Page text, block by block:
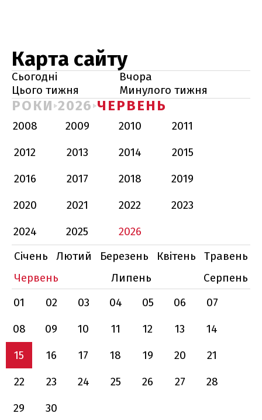
Карта сайту
Сьогодні
Вчора
Цього тижня
Минулого тижня
РОКИ 2026 ЧЕРВЕНЬ
2008 2009 2010
2011
2012
2013 2014
2015
2016
2017 2018
2019
2020
2021 2022
2023
2024
2025
2026
Січень
Лютий Березень Квітень
Травень
Червень
Липень
Серпень
01
02 03 04 05 06
07
08
09 10 11 12 13
14
15
16 17 18 19 20
21
22
23 24 25 26 27
28
29
30